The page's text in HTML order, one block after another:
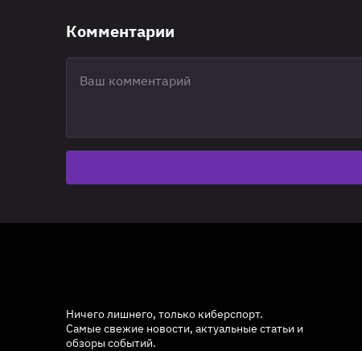
Комментарии
Ничего лишнего, только киберспорт.
Самые свежие новости, актуальные статьи и
обзоры событий.